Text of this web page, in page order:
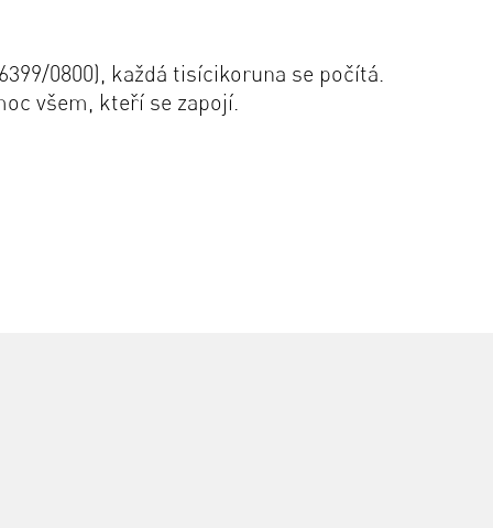
0800), každá tisícikoruna se počítá.
všem, kteří se zapojí.